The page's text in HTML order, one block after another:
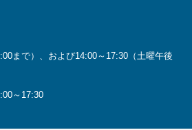
まで）、および14:00～17:30（土曜午後
～17:30